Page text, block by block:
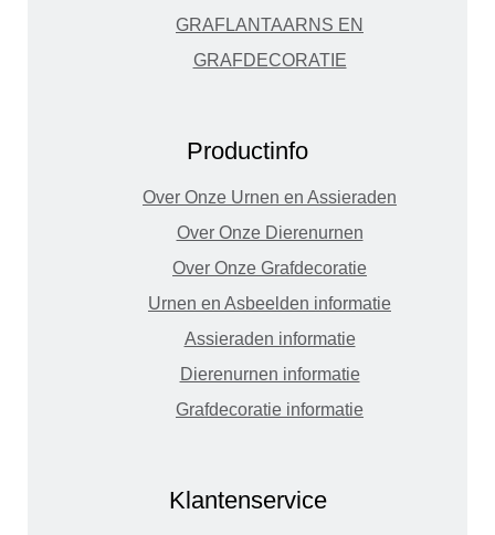
GRAFLANTAARNS EN
GRAFDECORATIE
Productinfo
Over Onze Urnen en Assieraden
Over Onze Dierenurnen
Over Onze Grafdecoratie
Urnen en Asbeelden informatie
Assieraden informatie
Dierenurnen informatie
Grafdecoratie informatie
Klantenservice